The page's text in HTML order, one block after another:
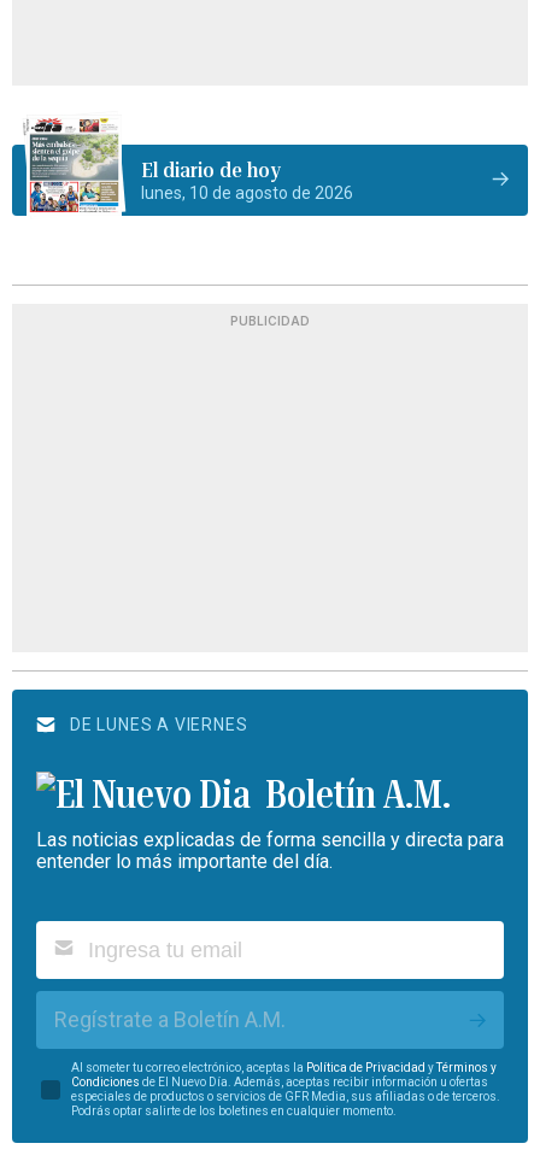
El diario de hoy
lunes, 10 de agosto de 2026
PUBLICIDAD
DE LUNES A VIERNES
Boletín A.M.
Las noticias explicadas de forma sencilla y directa para
entender lo más importante del día.
Regístrate a Boletín A.M.
Al someter tu correo electrónico, aceptas la Política de Privacidad yTérminos y
Condiciones de El Nuevo Día. Además, aceptas recibir información u ofertas
especiales de productos o servicios de GFR Media, sus afiliadas o de terceros.
Podrás optar salirte de los boletines en cualquier momento.